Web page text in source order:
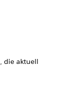
die aktuell